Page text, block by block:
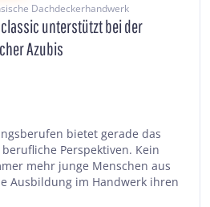
Dachdeckerhandwerk
classic unterstützt bei der
Azubis
bietet gerade das
Perspektiven. Kein
mehr junge Menschen aus
Ausbildung im Handwerk ihren